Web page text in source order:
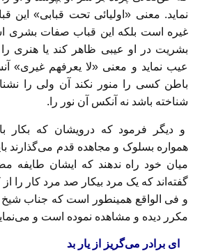
نماید. معنى «اولیائى تحت قبابى» این
غیره است بلکه این قباب صفات بشرى
بشریت در او عیبى ظاهر کند یا هنرى
عیب نماید و معنى‏ «لا یعرفهم غیرى»
باطن کسى را منور نکند آن ولى را
شناخته باشد نه آن‏کس آن نور را.
و دیگر فرمود که درویشان که بکار
همواره بسلوک و مجاهده قدم مى‏‌گذارند
میان خود راه ندهند که ایشان طایفه
گفته‏‌اند که یک مرد بیکار صد مرد کار را از
و فى الواقع همین‏طور است که جناب شیخ
مکرر دیده و مشاهده نموده است و
اى برادر مى‏‌گریز از